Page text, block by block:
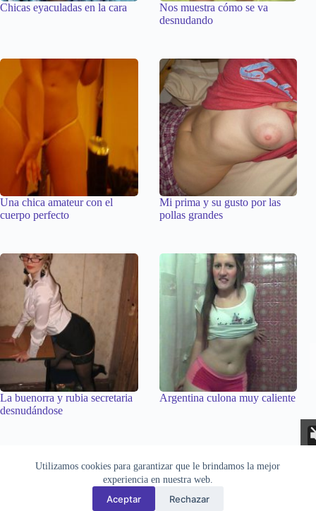
Utilizamos cookies para garantizar que le brindamos la mejor
experiencia en nuestra web.
Aceptar Rechazar
Chicas eyaculadas en la cara
Nos muestra cómo se va
desnudando
Una chica amateur con el
cuerpo perfecto
Mi prima y su gusto por las
pollas grandes
La buenorra y rubia secretaria
desnudándose
Argentina culona muy caliente
Todas las imágenes pertenecen a sus respectivos autores. Este sitio
recopila y muestra contenido público disponible en Internet. Si
desea solicitar la retirada de alguna imagen, puede hacerlo a través
de lasección de contacto.